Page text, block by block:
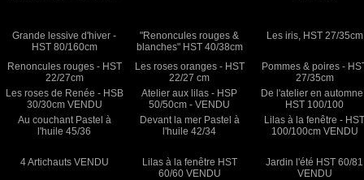
Grande lessive d'hiver -
HST 80/160cm
"Renoncules rouges &
blanches" HST 40/38cm
Les iris, HST 27/35cm
Renoncules rouges - HST
22/27cm
Les roses oranges - HST
22/27 cm
Pommes & poires -
27/35cm
Les roses de Renée - HSB
30/30cm VENDU
Atelier aux lilas - HSP
50/50cm - VENDU
De l'atelier en
HST 100/100
Au couchant Pastel à
l'huile 45/36
Devant la mer Pastel à
l'huile 42/34
Lilas à la fenêtre -
100/100cm VENDU
4 Artichauts VENDU
Lilas à la fenêtre HST
60/60 VENDU
Jardin l'été HST 60/81
VENDU